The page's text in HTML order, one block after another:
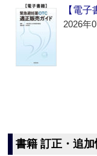
【電
2026年
書籍 訂正・追加